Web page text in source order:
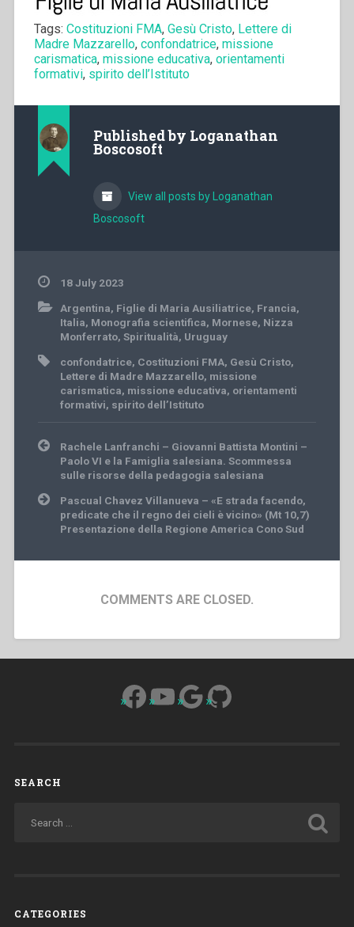
Tags: Costituzioni FMA, Gesù Cristo, Lettere di
Madre Mazzarello, confondatrice, missione
carismatica, missione educativa, orientamenti
formativi, spirito dell’Istituto
Published by Loganathan
Boscosoft
View all posts by Loganathan
Boscosoft
18 July 2023
Argentina, Figlie di Maria Ausiliatrice, Francia,
Italia, Monografia scientifica, Mornese, Nizza
Monferrato, Spiritualità, Uruguay
confondatrice, Costituzioni FMA, Gesù Cristo,
Lettere di Madre Mazzarello, missione
carismatica, missione educativa, orientamenti
formativi, spirito dell’Istituto
Post
navigation
Rachele Lanfranchi – Giovanni Battista Montini –
Paolo VI e la Famiglia salesiana. Scommessa
sulle risorse della pedagogia salesiana
Pascual Chavez Villanueva – «E strada facendo,
predicate che il regno dei cieli è vicino» (Mt 10,7)
Presentazione della Regione America Cono Sud
COMMENTS ARE CLOSED.
Facebook
YouTube
Google
GitHub
SEARCH
CATEGORIES